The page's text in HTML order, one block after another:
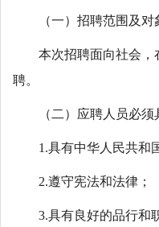
（一）招聘范围及对
本次招聘面向社会，
聘。
（二）应聘人员必
1.具有中华人民共和
2.遵守宪法和法律；
3.具有良好的品行和